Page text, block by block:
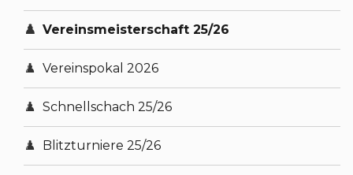
Vorstände
Vereinsmeister
Satzung
Impressum
Datenschutz
Spielberichte
Schachjugend
Pokalspiele
Protokolle
Vereinsmeisterschaft 25/26
Vereinspokal 2026
Schnellschach 25/26
Blitzturniere 25/26